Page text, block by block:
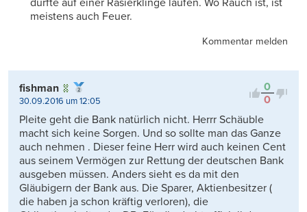
dürfte auf einer Rasierklinge laufen. Wo Rauch ist, ist
meistens auch Feuer.
Kommentar melden
0
0
fishman
30.09.2016 um 12:05
Pleite geht die Bank natürlich nicht. Herrr Schäuble
macht sich keine Sorgen. Und so sollte man das Ganze
auch nehmen . Dieser feine Herr wird auch keinen Cent
aus seinem Vermögen zur Rettung der deutschen Bank
ausgeben müssen. Anders sieht es da mit den
Gläubigern der Bank aus. Die Sparer, Aktienbesitzer (
die haben ja schon kräftig verloren), die